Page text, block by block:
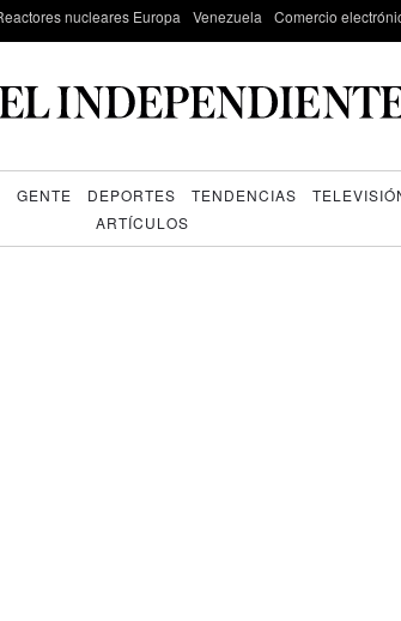
nucleares Europa Venezuela Comercio
GENTE DEPORTES TENDENCIAS
ARTÍCULOS